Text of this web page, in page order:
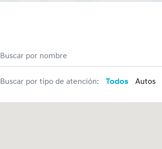
Buscar por tipo de atención: Todos Autos